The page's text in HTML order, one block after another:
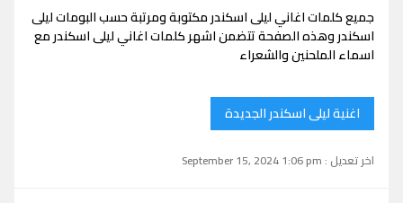
جميع كلمات اغاني ليلى اسكندر مكتوبة ومرتبة حسب البومات ليلى
اسكندر وهذه الصفحة تتضمن اشهر كلمات اغاني ليلى اسكندر مع
اسماء الملحنين والشعراء
اغنية ليلى اسكندر الجديدة
اخر تعديل : September 15, 2024 1:06 pm